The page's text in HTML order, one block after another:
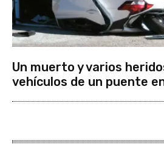
Un muerto y varios
vehículos de un puente